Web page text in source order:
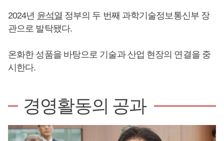
2024년 윤석열 정부의 두 번째 과학기술정보통신부 장
관으로 발탁됐다.
온화한 성품을 바탕으로 기술과 산업 현장의 연결을 중
시한다.
경영활동의 공과